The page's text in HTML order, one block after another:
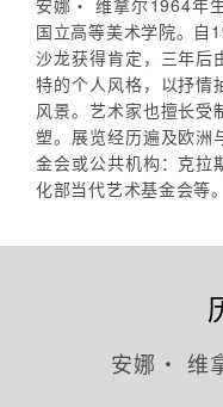
安娜‧ 维拿尔1964年
国立高等美术学院。自
沙龙获得肯定，三年后
特的个人风格，以抒情
风景。艺术家也擅长受
塑。展览经历遍及欧洲
金会或公共机构：克拉
化部当代艺术基金会等
安娜‧ 维